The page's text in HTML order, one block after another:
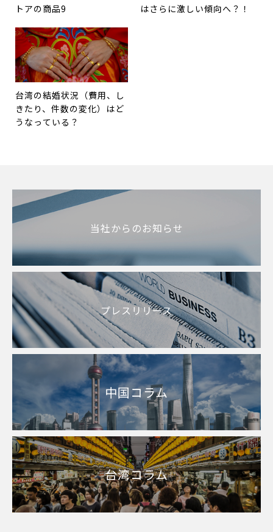
トアの商品9
はさらに激しい傾向へ？！
台湾の結婚状況（費用、し
きたり、件数の変化）はど
うなっている？
当社からのお知らせ
プレスリリース
中国コラム
台湾コラム